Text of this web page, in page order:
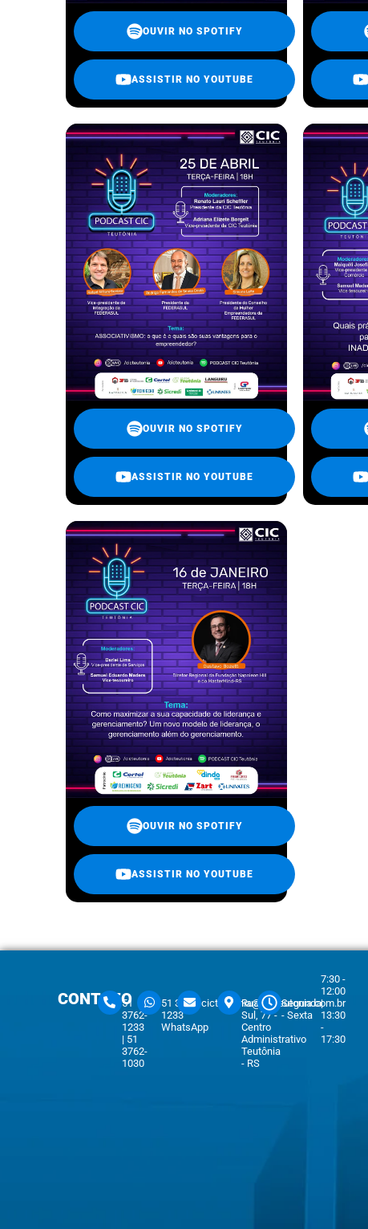
OUVIR NO SPOTIFY
ASSISTIR NO YOUTUBE
OUVIR NO SPOTIFY
ASSISTIR NO YOUTUBE
OUVIR NO SPOTIFY
ASSISTIR NO YOUTUBE
CONTATO
51
3762-
1233
| 51
3762-
1030
51 3762-
1233
WhatsApp
cicteutonia@cicteutonia.com.br
Rua Um
Sul, 77 -
Centro
Administrativo
Teutônia
- RS
Segunda
- Sexta
7:30 -
12:00
|
13:30
-
17:30